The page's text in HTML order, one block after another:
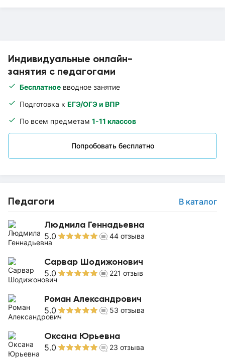
Индивидуальные онлайн-
занятия с педагогами
Бесплатное вводное занятие
Подготовка к ЕГЭ/ОГЭ и ВПР
По всем предметам 1-11 классов
Попробовать бесплатно
Педагоги В каталог
Людмила Геннадьевна
5.0 44 отзыва
Сарвар Шодижонович
5.0 221 отзыв
Роман Александрович
5.0 53 отзыва
Оксана Юрьевна
5.0 23 отзыва